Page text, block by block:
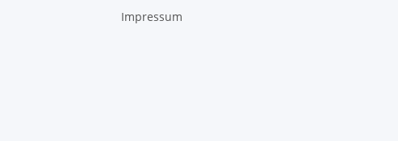
Impressum